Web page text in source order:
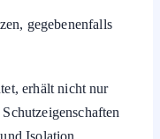
gegebenenfalls
erhält nicht nur